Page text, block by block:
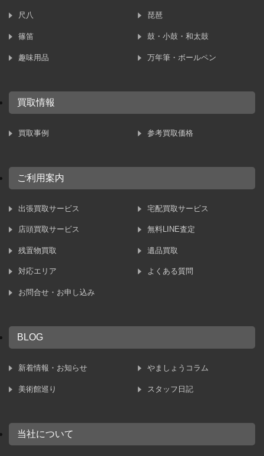
尺八 琵琶
篠笛 鼓・小鼓・和太鼓
趣味用品 万年筆・ボールペン
買取情報
買取事例 参考買取価格
ご利用案内
出張買取サービス 宅配買取サービス
店頭買取サービス 無料LINE査定
残置物買取 遺品買取
対応エリア よくある質問
お問合せ・お申し込み
BLOG
新着情報・お知らせ やましょうコラム
美術館巡り スタッフ日記
当社について